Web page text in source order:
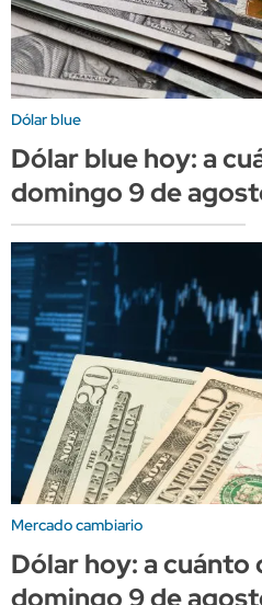
Dólar blue
Dólar blue hoy: a
domingo 9 de
Mercado cambiario
Dólar hoy: a cuánto
domingo 9 de